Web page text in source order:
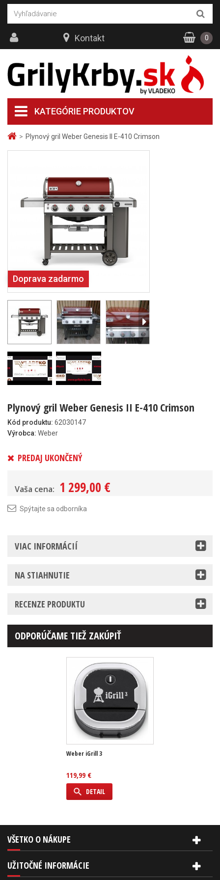
> Plynový gril Weber Genesis II E-410 Crimson
Doprava zadarmo
Plynový gril Weber Genesis II E-410 Crimson
Kód produktu: 62030147
Výrobca: Weber
PREDAJ UKONČENÝ
Vaša cena: 1 299,00 €
Spýtajte sa odborníka
VIAC INFORMÁCIÍ
NA STIAHNUTIE
RECENZE PRODUKTU
ODPORÚČAME TIEŽ ZAKÚPIŤ
Weber iGrill 3
119,99 €
DETAIL
KATEGÓRIE PRODUKTOV
Kontakt 0
VŠETKO O NÁKUPE
UŽITOČNÉ INFORMÁCIE